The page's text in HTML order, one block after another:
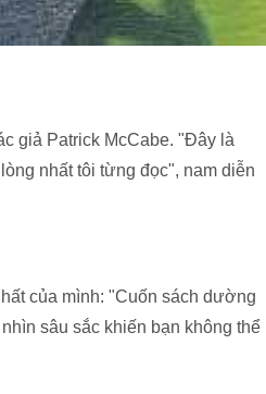
giả Patrick McCabe. "Đây là
nhất tôi từng đọc", nam diễn
của mình: "Cuốn sách dường
sâu sắc khiến bạn không thể